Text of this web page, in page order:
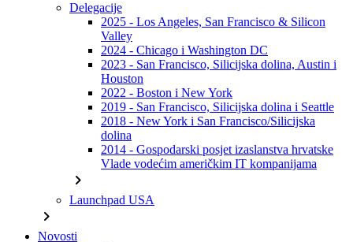
Delegacije
2025 - Los Angeles, San Francisco & Silicon
Valley
2024 - Chicago i Washington DC
2023 - San Francisco, Silicijska dolina, Austin i
Houston
2022 - Boston i New York
2019 - San Francisco, Silicijska dolina i Seattle
2018 - New York i San Francisco/Silicijska
dolina
2014 - Gospodarski posjet izaslanstva hrvatske
Vlade vodećim američkim IT kompanijama
chevron_right
Launchpad USA
chevron_right
Novosti